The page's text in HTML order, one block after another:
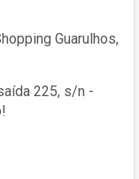
Guarulhos,
225, s/n -